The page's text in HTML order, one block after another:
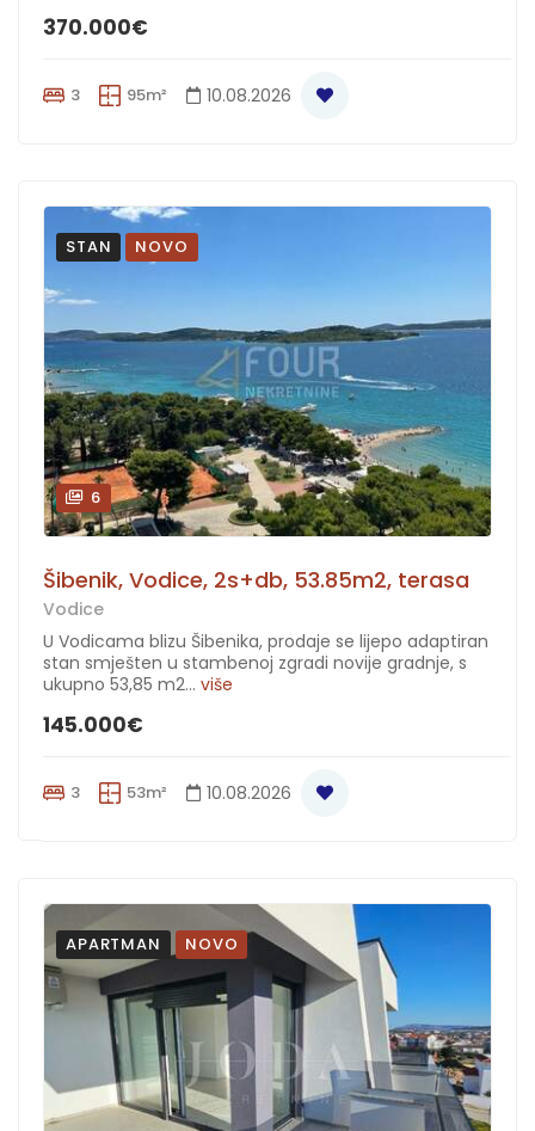
370.000€
3 95m² 10.08.2026
STAN NOVO
6
Šibenik, Vodice, 2s+db, 53.85m2, terasa
Vodice
U Vodicama blizu Šibenika, prodaje se lijepo adaptiran
stan smješten u stambenoj zgradi novije gradnje, s
ukupno 53,85 m2... više
145.000€
3 53m² 10.08.2026
APARTMAN NOVO